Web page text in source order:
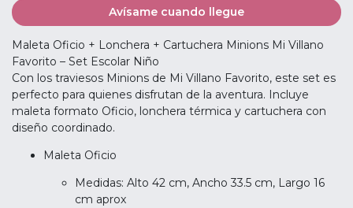
Avísame cuando llegue
Maleta Oficio + Lonchera + Cartuchera Minions Mi Villano
Favorito – Set Escolar Niño
Con los traviesos Minions de Mi Villano Favorito, este set es
perfecto para quienes disfrutan de la aventura. Incluye
maleta formato Oficio, lonchera térmica y cartuchera con
diseño coordinado.
Maleta Oficio
Medidas: Alto 42 cm, Ancho 33.5 cm, Largo 16
cm aprox